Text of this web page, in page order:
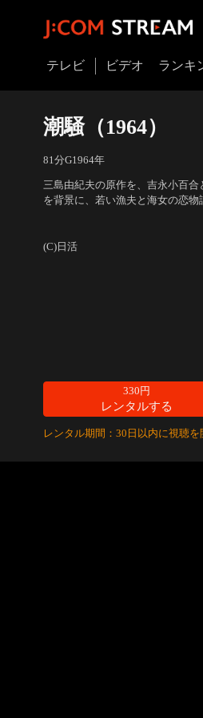
テレビ ビデオ ランキ
潮騒（1964）
81分G1964年
三島由紀夫の原作を、吉永小百
を背景に、若い漁夫と海女の恋
(C)日活
330円
レンタルする
レンタル期間：30日以内に視聴